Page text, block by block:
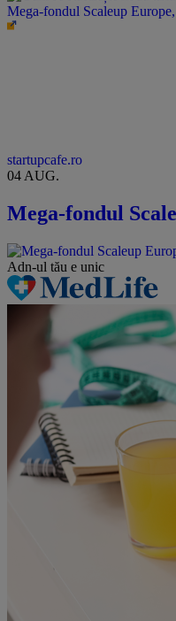
Mega-fondul Scaleup
startupcafe.ro
04 AUG.
Mega-fondul
Adn-ul tău e unic